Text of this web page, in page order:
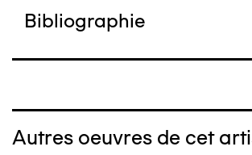
Bibliographie
Autres oeuvres de cet